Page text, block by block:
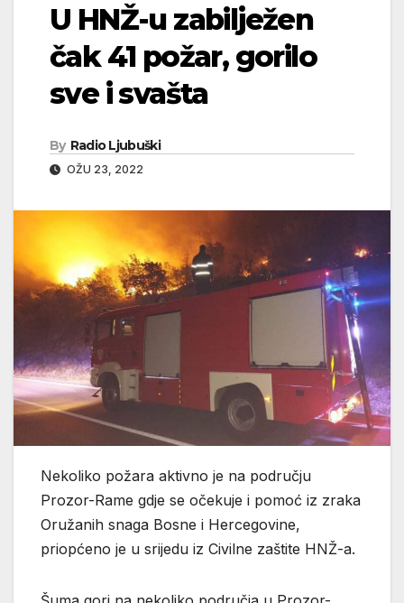
U HNŽ-u zabilježen
čak 41 požar, gorilo
sve i svašta
By Radio Ljubuški
OŽU 23, 2022
Nekoliko požara aktivno je na području
Prozor-Rame gdje se očekuje i pomoć iz zraka
Oružanih snaga Bosne i Hercegovine,
priopćeno je u srijedu iz Civilne zaštite HNŽ-a.